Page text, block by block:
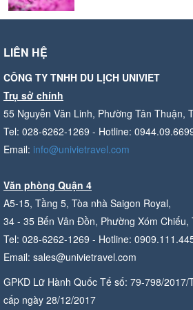
LIÊN HỆ
CÔNG TY TNHH DU LỊCH UNIVIET
Trụ sở chính
55 Nguyễn Văn Linh, Phường Tân Thuận,
Tel: 028-6262-1269 - Hotline:
Email: info@univietravel.com
Văn phòng Quận 4
A5-15, Tầng 5, Tòa nhà Saigon Royal,
34 - 35 Bến Vân Đồn, Phường Xóm
Tel: 028-6262-1269 - Hotline:
Email: sales@univietravel.com
GPKD Lữ Hành Quốc Tế số: 79-798/2017/
cấp ngày 28/12/2017